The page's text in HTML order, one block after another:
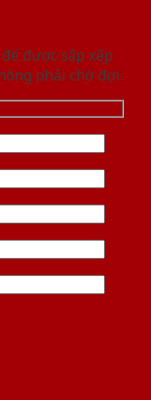
được sắp xếp
phải chờ đợi.